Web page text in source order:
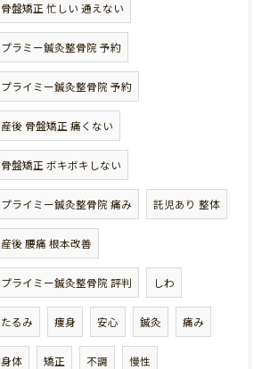
骨盤矯正 忙しい 通えない
プラミー鍼灸整骨院 予約
プライミー鍼灸整骨院 予約
産後 骨盤矯正 痛くない
骨盤矯正 ボキボキしない
プライミー鍼灸整骨院 痛み 託児あり 整体
産後 腰痛 根本改善
プライミー鍼灸整骨院 評判 しわ
たるみ 痩身 安心 鍼灸 痛み
身体 矯正 不調 慢性